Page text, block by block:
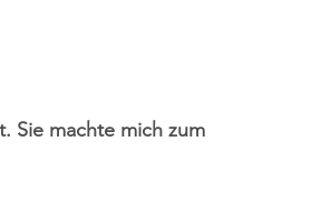
Sie machte mich zum